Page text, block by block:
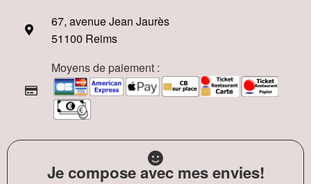
67, avenue Jean Jaurès
51100 Reims
Moyens de paiement :
Je compose avec mes envies!